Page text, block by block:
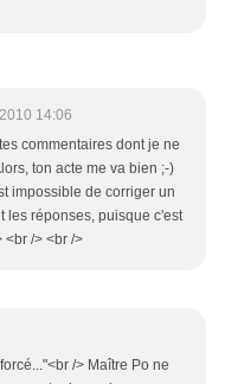
14:06
commentaires dont je ne
ton acte me va bien ;-)
impossible de corriger un
les réponses, puisque c'est
<br /> <br />
/> Maître Po ne